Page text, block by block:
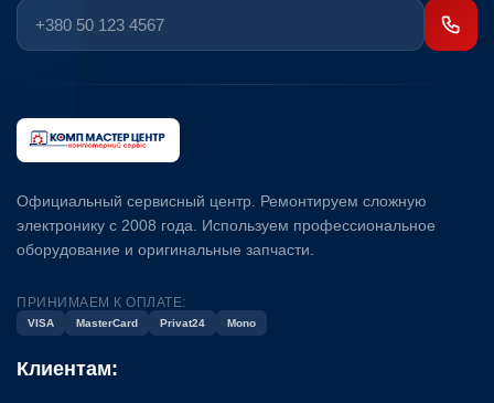
Официальный сервисный центр. Ремонтируем сложную
электронику с 2008 года. Используем профессиональное
оборудование и оригинальные запчасти.
ПРИНИМАЕМ К ОПЛАТЕ:
VISA MasterCard Privat24 Mono
Клиентам: